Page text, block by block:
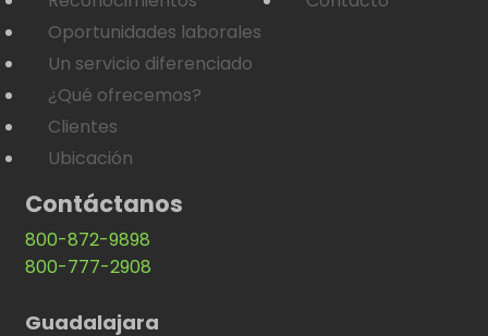
Oportunidades laborales
Un servicio diferenciado
¿Qué ofrecemos?
Clientes
Ubicación
Contáctanos
800-872-9898
800-777-2908
Guadalajara